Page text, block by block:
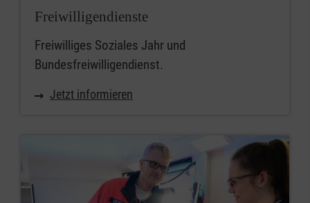
Freiwilligendienste
Freiwilliges Soziales Jahr und
Bundesfreiwilligendienst.
Jetzt informieren